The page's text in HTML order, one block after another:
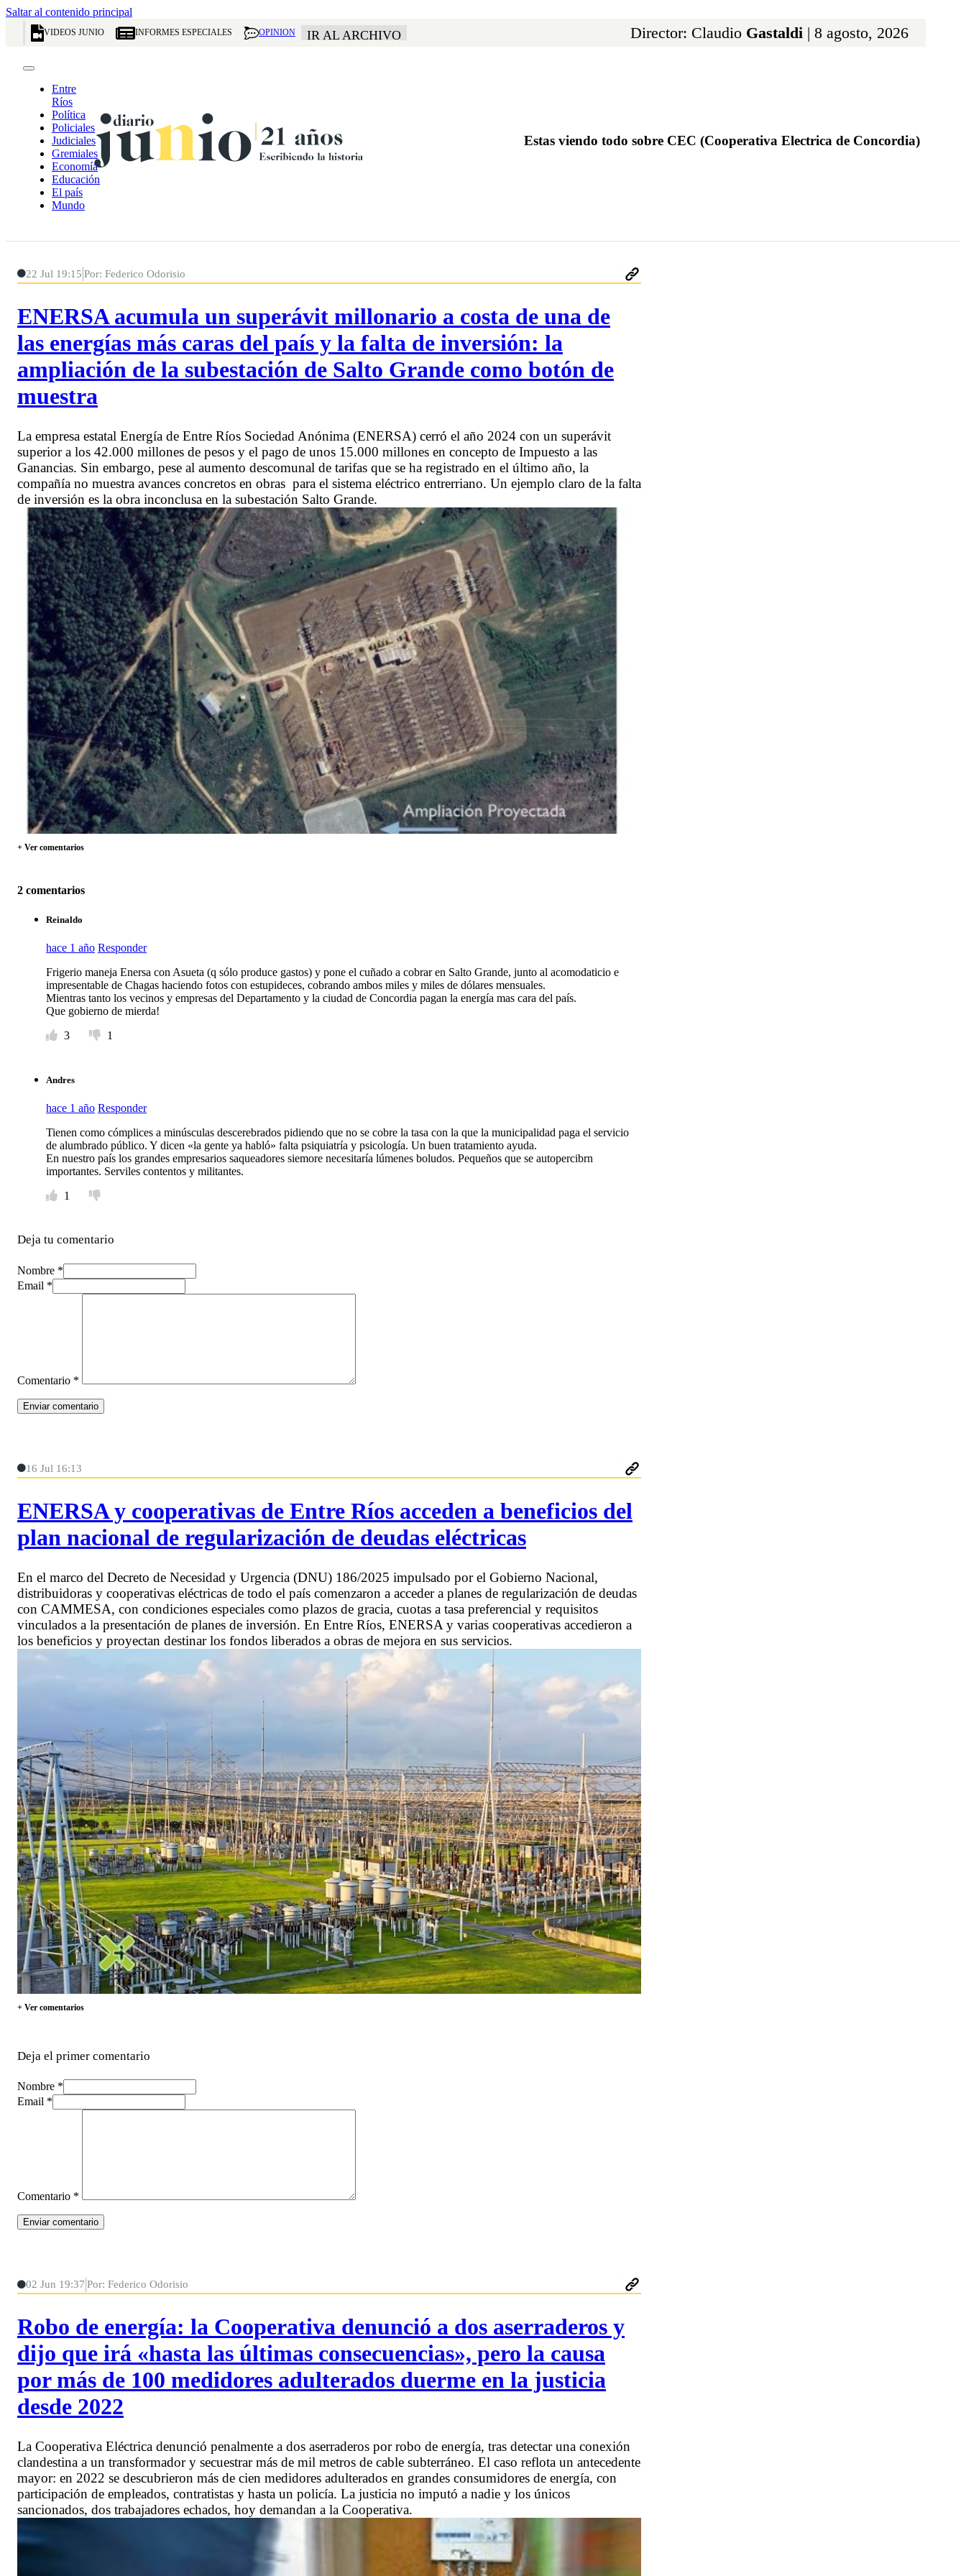
Saltar al contenido principal
VIDEOS JUNIO INFORMES ESPECIALES OPINION IR AL ARCHIVO Director: Claudio Gastaldi | 8 agosto, 2026
Entre
Ríos
Política
Policiales
Judiciales
Gremiales
Economía
Educación
El país
Mundo
Estas viendo todo sobre CEC (Cooperativa Electrica de Concordia)
22 Jul 19:15 Por: Federico Odorisio
ENERSA acumula un superávit millonario a costa de una de
las energías más caras del país y la falta de inversión: la
ampliación de la subestación de Salto Grande como botón de
muestra
La empresa estatal Energía de Entre Ríos Sociedad Anónima (ENERSA) cerró el año 2024 con un superávit
superior a los 42.000 millones de pesos y el pago de unos 15.000 millones en concepto de Impuesto a las
Ganancias. Sin embargo, pese al aumento descomunal de tarifas que se ha registrado en el último año, la
compañía no muestra avances concretos en obras para el sistema eléctrico entrerriano. Un ejemplo claro de la falta
de inversión es la obra inconclusa en la subestación Salto Grande.
+ Ver comentarios
2 comentarios
Reinaldo
hace 1 año Responder
Frigerio maneja Enersa con Asueta (q sólo produce gastos) y pone el cuñado a cobrar en Salto Grande, junto al acomodaticio e
impresentable de Chagas haciendo fotos con estupideces, cobrando ambos miles y miles de dólares mensuales.
Mientras tanto los vecinos y empresas del Departamento y la ciudad de Concordia pagan la energía mas cara del país.
Que gobierno de mierda!
3
1
Andres
hace 1 año Responder
Tienen como cómplices a minúsculas descerebrados pidiendo que no se cobre la tasa con la que la municipalidad paga el servicio
de alumbrado público. Y dicen «la gente ya habló» falta psiquiatría y psicología. Un buen tratamiento ayuda.
En nuestro país los grandes empresarios saqueadores siemore necesitaría lúmenes boludos. Pequeños que se autopercibrn
importantes. Serviles contentos y militantes.
1
Deja tu comentario
Nombre *
Email *
Comentario *
16 Jul 16:13
ENERSA y cooperativas de Entre Ríos acceden a beneficios del
plan nacional de regularización de deudas eléctricas
En el marco del Decreto de Necesidad y Urgencia (DNU) 186/2025 impulsado por el Gobierno Nacional,
distribuidoras y cooperativas eléctricas de todo el país comenzaron a acceder a planes de regularización de deudas
con CAMMESA, con condiciones especiales como plazos de gracia, cuotas a tasa preferencial y requisitos
vinculados a la presentación de planes de inversión. En Entre Ríos, ENERSA y varias cooperativas accedieron a
los beneficios y proyectan destinar los fondos liberados a obras de mejora en sus servicios.
+ Ver comentarios
Deja el primer comentario
Nombre *
Email *
Comentario *
02 Jun 19:37 Por: Federico Odorisio
Robo de energía: la Cooperativa denunció a dos aserraderos y
dijo que irá «hasta las últimas consecuencias», pero la causa
por más de 100 medidores adulterados duerme en la justicia
desde 2022
La Cooperativa Eléctrica denunció penalmente a dos aserraderos por robo de energía, tras detectar una conexión
clandestina a un transformador y secuestrar más de mil metros de cable subterráneo. El caso reflota un antecedente
mayor: en 2022 se descubrieron más de cien medidores adulterados en grandes consumidores de energía, con
participación de empleados, contratistas y hasta un policía. La justicia no imputó a nadie y los únicos
sancionados, dos trabajadores echados, hoy demandan a la Cooperativa.